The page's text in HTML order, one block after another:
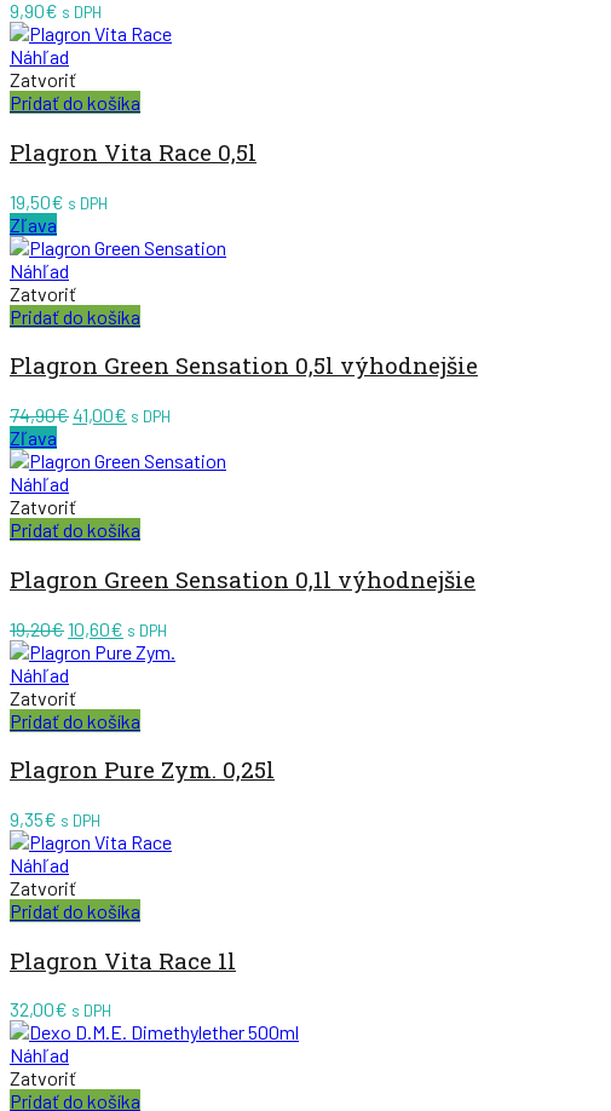
9,90€ s DPH
Náhľad
Zatvoriť
Pridať do košíka
Plagron Vita Race 0,5l
19,50€ s DPH
Zľava
Náhľad
Zatvoriť
Pridať do košíka
Plagron Green Sensation 0,5l výhodnejšie
74,90€Pôvodná
bola:
41,00€ Aktuálna
je:
s DPH
Zľava
Náhľad
Zatvoriť
Pridať do košíka
Plagron Green Sensation 0,1l výhodnejšie
19,20€Pôvodná
cena
bola:
19,20€.
10,60€ Aktuálna
cena
s DPH
Náhľad
Zatvoriť
Pridať do košíka
Plagron Pure Zym. 0,25l
9,35€ s DPH
Náhľad
Zatvoriť
Pridať do košíka
Plagron Vita Race 1l
32,00€ s DPH
Náhľad
Zatvoriť
Pridať do košíka